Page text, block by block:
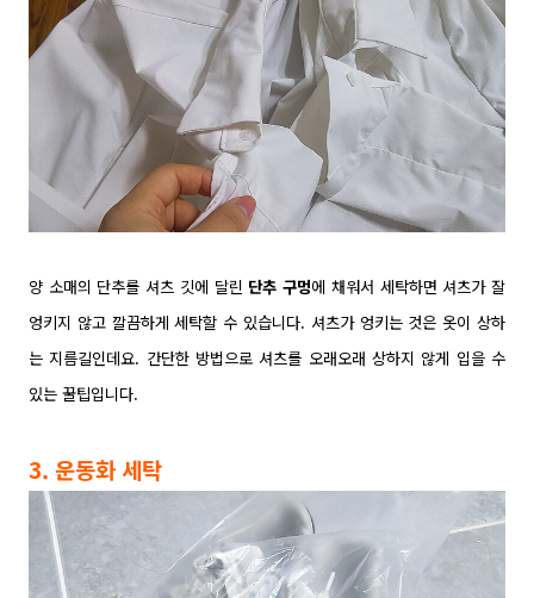
양 소매의 단추를 셔츠 깃에 달린 단추 구멍에 채워서 세탁하면 셔츠가 잘
엉키지 않고 깔끔하게 세탁할 수 있습니다. 셔츠가 엉키는 것은 옷이 상하
는 지름길인데요. 간단한 방법으로 셔츠를 오래오래 상하지 않게 입을 수
있는 꿀팁입니다.
3. 운동화 세탁